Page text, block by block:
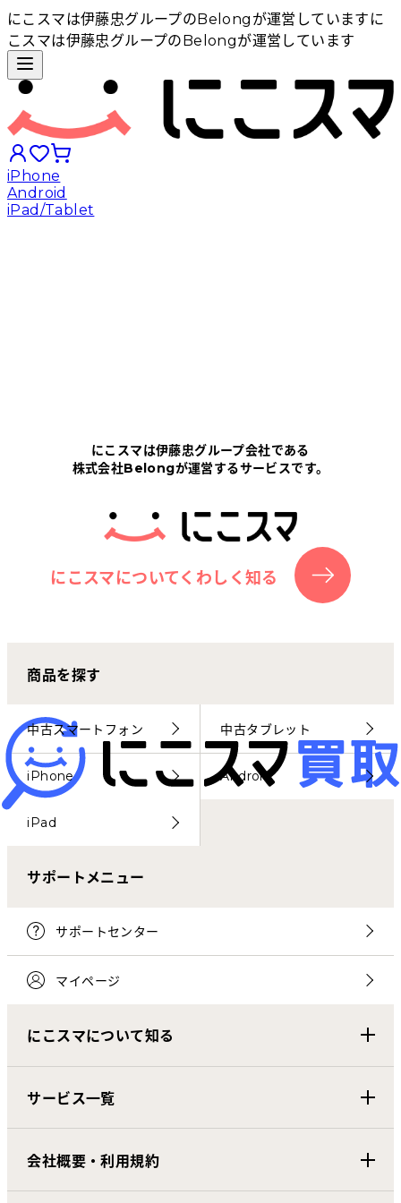
にこスマは伊藤忠グループのBelongが運営しています に
こスマは伊藤忠グループのBelongが運営しています
iPhone
Android
iPad/Tablet
にこスマについて
サポートセンター
お客さまの声
にこスマ通信
マイページ
にこスマは伊藤忠グループ会社である
株式会社Belongが運営するサービスです。
にこスマについてくわしく知る
商品を探す
中古スマートフォン 中古タブレット
iPhone Android
iPad
サポートメニュー
サポートセンター
マイページ
にこスマについて知る
サービス一覧
会社概要・利用規約